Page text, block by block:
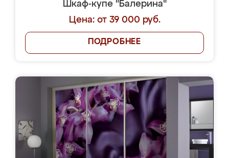
Шкаф-купе "Балерина"
Цена: от 39 000 руб.
ПОДРОБНЕЕ